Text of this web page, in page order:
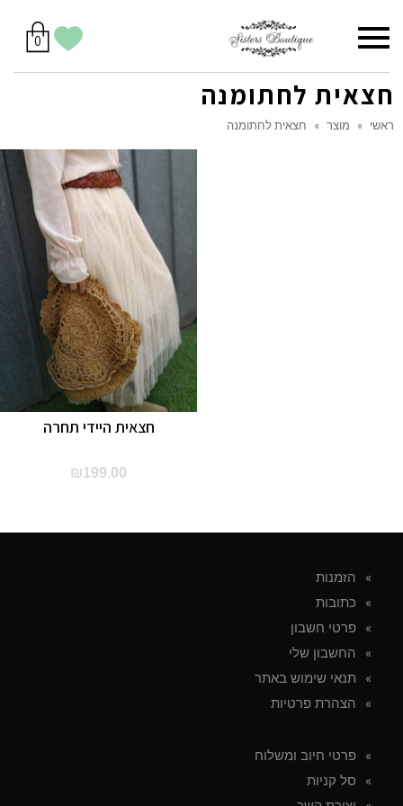
יש
לך
0מוצרים
בסל
הווישליסט
תפריט
חצאית לחתומנה
ראשי » מוצר » חצאית לחתומנה
חצאית היידי תחרה
₪199.00
הזמנות
כתובות
פרטי חשבון
החשבון שלי
תנאי שימוש באתר
הצהרת פרטיות
פרטי חיוב ומשלוח
סל קניות